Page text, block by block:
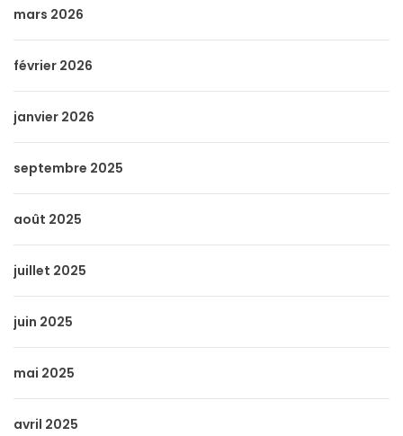
mars 2026
février 2026
janvier 2026
septembre 2025
août 2025
juillet 2025
juin 2025
mai 2025
avril 2025